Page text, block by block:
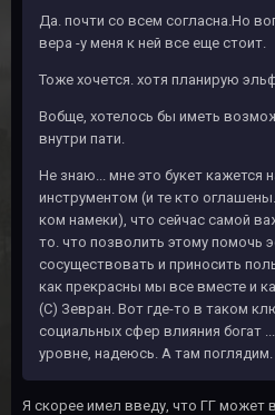
Да. почти со всем согласна.Но
вера -у меня к ней все еще стоит.
Тоже хочется. хотя планирую
Вобще, хотелось бы иметь
внутри пати.
Не знаю... мне это букет кажется
инструментом (и те кто
ком намеки), что сейчас самой
то. что позволить этому помочь
сосуществовать и приносить
как прекрасны мы все вместе и
(С) Зевран. Вот где-то в таком
социальных сфер влияния богат
уровне, надеюсь. А там поглядим.
Я скорее имел введу, что ГГ может